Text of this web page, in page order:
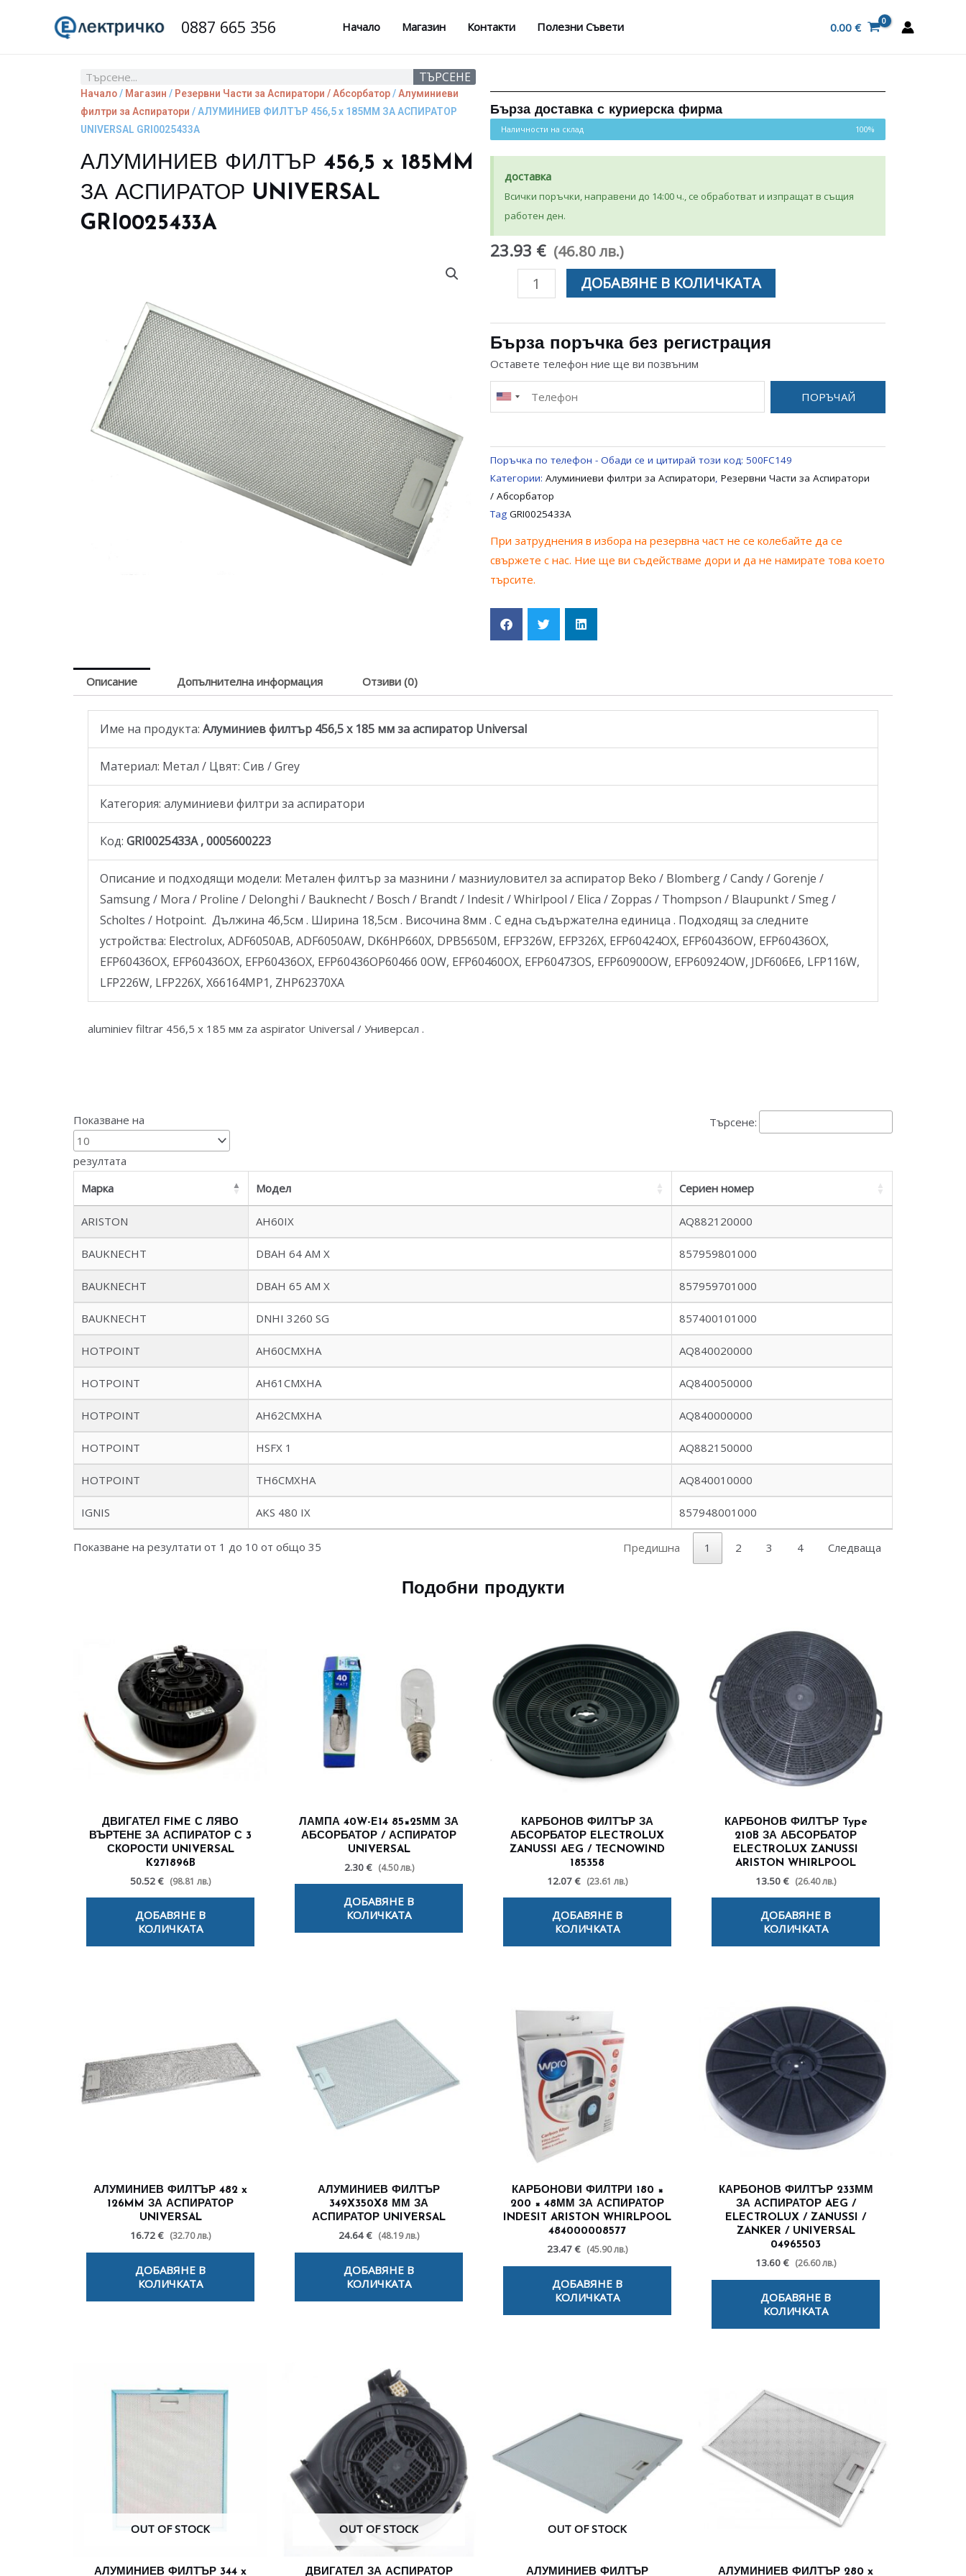
0887 665 356 Начало Магазин Контакти Полезни Съвети 0.00 €
Search ТЪРСЕНЕ
Начало/ Магазин / Резервни Части за Аспиратори / Абсорбатор/Алуминиеви
филтри за Аспиратори / АЛУМИНИЕВ ФИЛТЪР 456,5 x 185MM ЗА АСПИРАТОР
UNIVERSAL GRI0025433A
АЛУМИНИЕВ ФИЛТЪР 456,5 x 185MM
ЗА АСПИРАТОР UNIVERSAL
GRI0025433A
Бърза доставка с куриерска фирма
Наличности на склад 100%
доставка
Всички поръчки, направени до 14:00 ч., се обработват и изпращат в същия
работен ден.
23.93 € (46.80 лв.)
количество
ФИЛТЪР
456,5
185MM
ЗА
UNIVERSAL
ДОБАВЯНЕ В КОЛИЧКАТА
Бърза поръчка без регистрация
Оставете телефон ние ще ви позвъним
ПОРЪЧАЙ
Поръчка по телефон - Обади се и цитирай този код: 500FC149
Категории: Алуминиеви филтри за Аспиратори, Резервни Части за Аспиратори
/ Абсорбатор
Tag GRI0025433A
При затруднения в избора на резервна част не се колебайте да се
свържете с нас. Ние ще ви съдействаме дори и да не намирате това което
търсите.
Описание Допълнителна информация Отзиви (0)
Име на продукта: Алуминиев филтър 456,5 x 185 мм за аспиратор Universal
Материал: Метал / Цвят: Сив / Grey
Категория: aлуминиеви филтри за аспиратори
Код: GRI0025433A , 0005600223
Описание и подходящи модели: Метален филтър за мазнини / мазниулoвител за аспиратор Beko / Blomberg / Candy / Gorenje /
Samsung / Mora / Proline / Delonghi / Bauknecht / Bosch / Brandt / Indesit / Whirlpool / Elica / Zoppas / Thompson / Blaupunkt / Smeg /
Scholtes / Hotpoint. Дължина 46,5см . Ширина 18,5см . Височина 8мм . С една съдържателна единица . Подходящ за следните
устройства: Electrolux, ADF6050AB, ADF6050AW, DK6HP660X, DPB5650M, EFP326W, EFP326X, EFP60424OX, EFP60436OW, EFP60436OX,
EFP60436OX, EFP60436OX, EFP60436OX, EFP60436OP60466 0OW, EFP60460OX, EFP60473OS, EFP60900OW, EFP60924OW, JDF606E6, LFP116W,
LFP226W, LFP226X, X66164MP1, ZHP62370XA
aluminiev filtrar 456,5 x 185 мм za aspirator Universal / Универсал .
Показване на
резултата
Търсене:
Марка Модел Сериен номер
ARISTON AH60IX AQ882120000
BAUKNECHT DBAH 64 AM X 857959801000
BAUKNECHT DBAH 65 AM X 857959701000
BAUKNECHT DNHI 3260 SG 857400101000
HOTPOINT AH60CMXHA AQ840020000
HOTPOINT AH61CMXHA AQ840050000
HOTPOINT AH62CMXHA AQ840000000
HOTPOINT HSFX 1 AQ882150000
HOTPOINT TH6CMXHA AQ840010000
IGNIS AKS 480 IX 857948001000
Показване на резултати от 1 до 10 от общо 35 Предишна 1 2 3 4 Следваща
Подобни продукти
ДВИГАТЕЛ FIME С ЛЯВО
ВЪРТЕНЕ ЗА АСПИРАТОР С 3
СКОРОСТИ UNIVERSAL
K271896B
50.52 € (98.81 лв.)
ДОБАВЯНЕ В
КОЛИЧКАТА
ЛАМПА 40W-E14 85×25ММ ЗА
АБСОРБАТОР / АСПИРАТОР
UNIVERSAL
2.30 € (4.50 лв.)
ДОБАВЯНЕ В
КОЛИЧКАТА
КАРБОНОВ ФИЛТЪР ЗА
АБСОРБАТОР ELECTROLUX
ZANUSSI AEG / TECNOWIND
185358
12.07 € (23.61 лв.)
ДОБАВЯНЕ В
КОЛИЧКАТА
КАРБОНОВ ФИЛТЪР Type
210B ЗА АБСОРБАТОР
ELECTROLUX ZANUSSI
ARISTON WHIRLPOOL
13.50 € (26.40 лв.)
ДОБАВЯНЕ В
КОЛИЧКАТА
АЛУМИНИЕВ ФИЛТЪР 482 x
126MM ЗА АСПИРАТОР
UNIVERSAL
16.72 € (32.70 лв.)
ДОБАВЯНЕ В
КОЛИЧКАТА
АЛУМИНИЕВ ФИЛТЪР
349X350X8 ММ ЗА
АСПИРАТОР UNIVERSAL
24.64 € (48.19 лв.)
ДОБАВЯНЕ В
КОЛИЧКАТА
КАРБОНОВИ ФИЛТРИ 180 ×
200 × 48ММ ЗА АСПИРАТОР
INDESIT ARISTON WHIRLPOOL
484000008577
23.47 € (45.90 лв.)
ДОБАВЯНЕ В
КОЛИЧКАТА
КАРБОНОВ ФИЛТЪР 233ММ
ЗА АСПИРАТОР AEG /
ELECTROLUX / ZANUSSI /
ZANKER / UNIVERSAL
04965503
13.60 € (26.60 лв.)
ДОБАВЯНЕ В
КОЛИЧКАТА
OUT OF STOCK
АЛУМИНИЕВ ФИЛТЪР 344 x
OUT OF STOCK
ДВИГАТЕЛ ЗА АСПИРАТОР
OUT OF STOCK
АЛУМИНИЕВ ФИЛТЪР АЛУМИНИЕВ ФИЛТЪР 280 x